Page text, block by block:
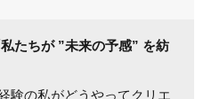
たちが ”未来の予感” を紡
験の私がどうやってクリエ